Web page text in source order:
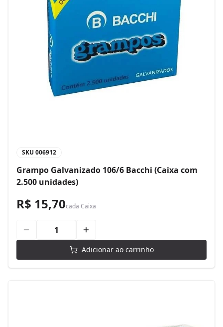
SKU 006912
Grampo Galvanizado 106/6 Bacchi (Caixa com
2.500 unidades)
R$ 15,70cada Caixa
Adicionar ao carrinho